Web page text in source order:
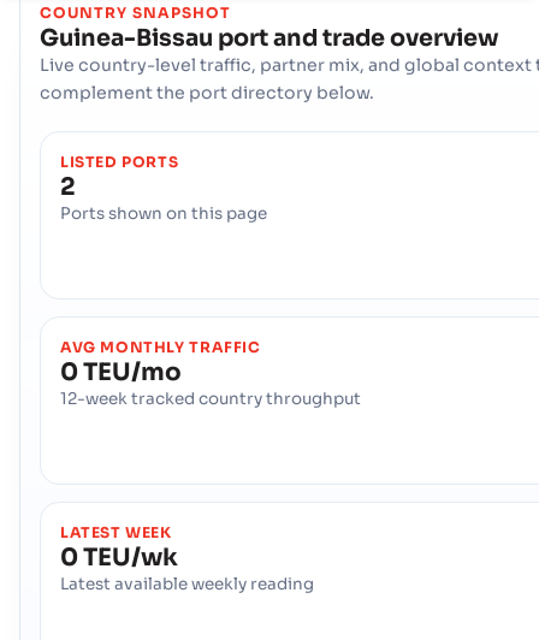
COUNTRY SNAPSHOT
Guinea-Bissau port and trade overview
Live country-level traffic, partner mix, and global context
complement the port directory below.
LISTED PORTS
2
Ports shown on this page
AVG MONTHLY TRAFFIC
0 TEU/mo
12-week tracked country throughput
LATEST WEEK
0 TEU/wk
Latest available weekly reading